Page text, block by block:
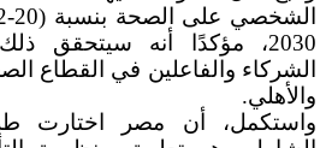
2030، مؤكدًا أنه سيتحقق
الشركاء والفاعلين في القطاع
والأهلي.
واستكمل، أن مصر اختارت